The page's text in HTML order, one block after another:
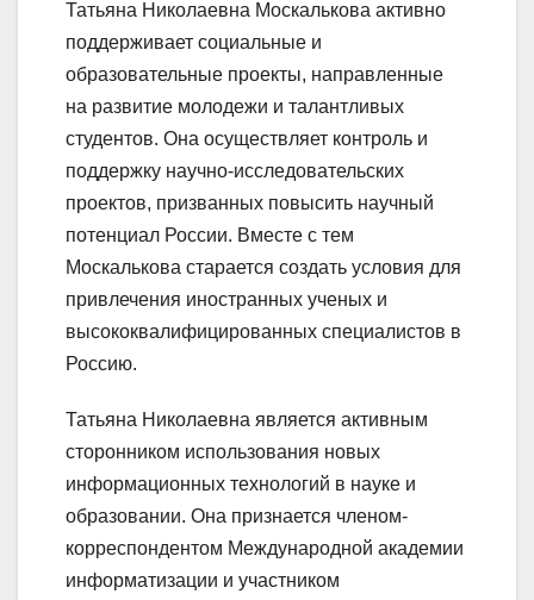
Татьяна Николаевна Москалькова активно
поддерживает социальные и
образовательные проекты, направленные
на развитие молодежи и талантливых
студентов. Она осуществляет контроль и
поддержку научно-исследовательских
проектов, призванных повысить научный
потенциал России. Вместе с тем
Москалькова старается создать условия для
привлечения иностранных ученых и
высококвалифицированных специалистов в
Россию.
Татьяна Николаевна является активным
сторонником использования новых
информационных технологий в науке и
образовании. Она признается членом-
корреспондентом Международной академии
информатизации и участником